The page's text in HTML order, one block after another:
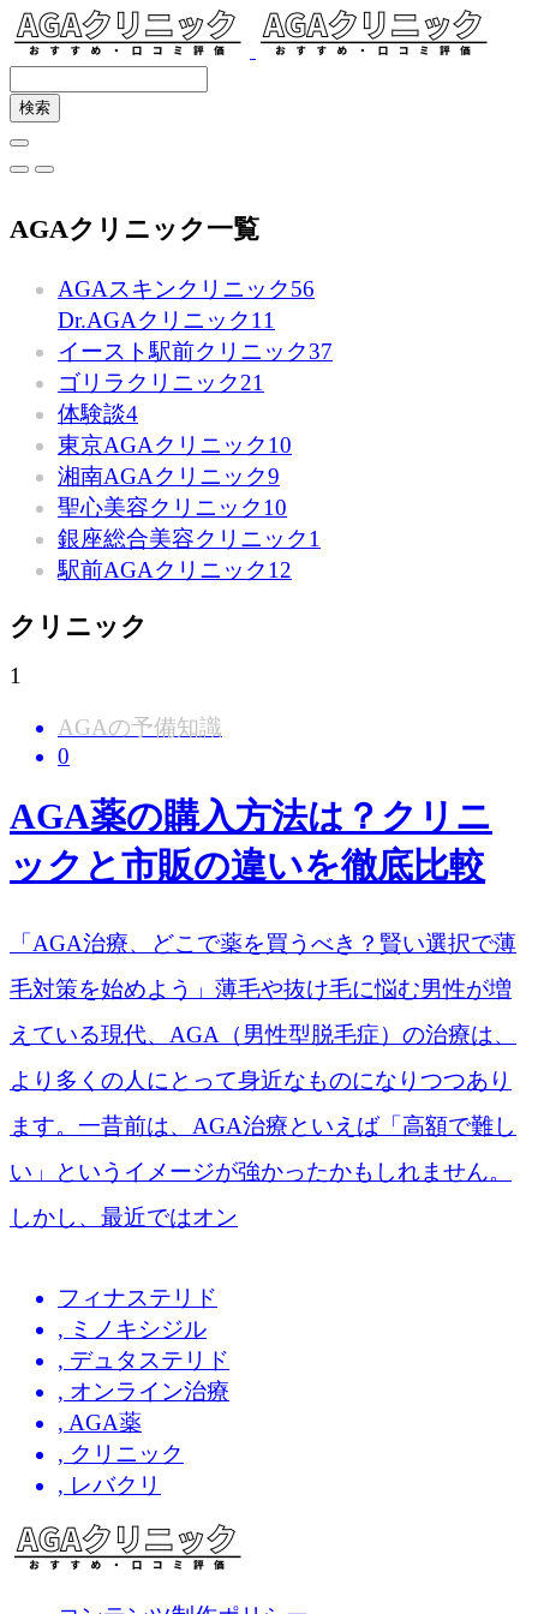
AGAクリニック一覧
AGAスキンクリニック56
Dr.AGAクリニック11
イースト駅前クリニック37
ゴリラクリニック21
体験談4
東京AGAクリニック10
湘南AGAクリニック9
聖心美容クリニック10
銀座総合美容クリニック1
駅前AGAクリニック12
クリニック
1
AGAの予備知識
0
AGA薬の購入方法は？クリニ
ックと市販の違いを徹底比較
「AGA治療、どこで薬を買うべき？賢い選択で薄
毛対策を始めよう」薄毛や抜け毛に悩む男性が増
えている現代、AGA（男性型脱毛症）の治療は、
より多くの人にとって身近なものになりつつあり
ます。一昔前は、AGA治療といえば「高額で難し
い」というイメージが強かったかもしれません。
しかし、最近ではオン
フィナステリド
, ミノキシジル
, デュタステリド
, オンライン治療
, AGA薬
, クリニック
, レバクリ